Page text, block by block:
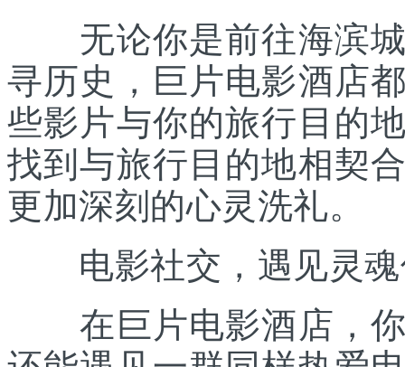
无论你是前往海滨城
寻历史，巨片电影酒店
些影片与你的旅行目的
找到与旅行目的地相契
更加深刻的心灵洗礼。
电影社交，遇见灵魂
在巨片电影酒店，你